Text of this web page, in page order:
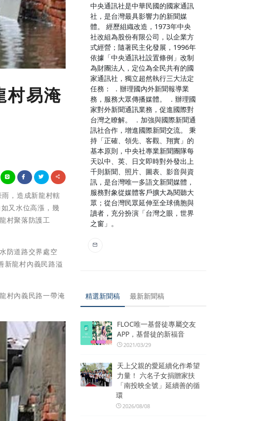
村易淹
，造成新龍村轄
又水位高漲，幾
村聚落防護工
防道路交界處空
新龍村內義民路溢
村內義民路一帶淹
中央通訊社是中華民國的國家通訊
社，是台灣最具影響力的新聞媒
體。 經歷組織改造，1973年中央
社改組為股份有限公司，以企業方
式經營；隨著民主化發展，1996年
依據「中央通訊社設置條例」改制
為財團法人，定位為全民共有的國
家通訊社，獨立超然執行三大法定
任務： ．辦理國內外新聞報導業
務，服務大眾傳播媒體。 ．辦理國
家對外新聞通訊業務，促進國際對
台灣之瞭解。 ．加強與國際新聞通
訊社合作，增進國際新聞交流。 秉
持「正確、領先、客觀、翔實」的
基本原則，中央社專業新聞團隊每
天以中、英、日文即時對外發出上
千則新聞、照片、圖表、影音與資
訊，是台灣唯一多語文新聞媒體，
服務對象從媒體客戶擴大為閱聽大
眾；從台灣民眾延伸至全球僑胞與
讀者，充分扮演「台灣之眼，世界
之窗」。
精選新聞稿 最新新聞稿
FLOC唯一基督徒專屬交友
APP，基督徒的新福音
2021/03/29
天上父親的愛延續化作希望
力量！ 六名子女捐贈家扶
「南投映全號」延續善的循
環
2026/08/08